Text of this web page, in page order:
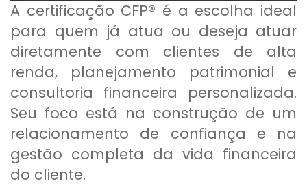
A certificação CFP® é a escolha ideal
para quem já atua ou deseja atuar
diretamente com clientes de alta
renda, planejamento patrimonial e
consultoria financeira personalizada.
Seu foco está na construção de um
relacionamento de confiança e na
gestão completa da vida financeira
do cliente.